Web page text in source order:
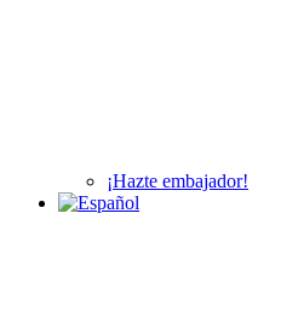
¡Hazte embajador!